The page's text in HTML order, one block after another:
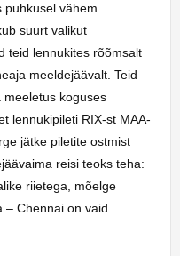
puhkusel vähem
suurt valikut
teid lennukites rõõmsalt
meeldejäävalt. Teid
koguses
lennukipileti RIX-st MAA-
jätke piletite ostmist
reisi teoks teha:
riietega, mõelge
– Chennai on vaid